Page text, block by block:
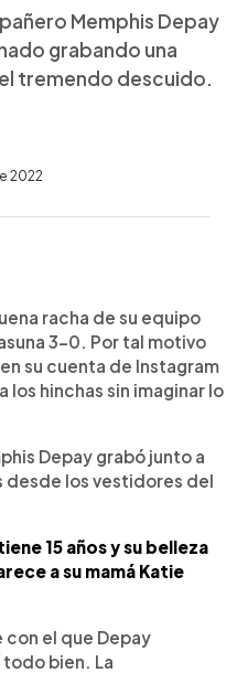
Memphis Depay
grabando una
tremendo descuido.
2022
racha de su equipo
3-0. Por tal motivo
su cuenta de Instagram
los hinchas sin imaginar lo
Depay grabó junto a
desde los vestidores del
15 años y su belleza
a su mamá Katie
con el que Depay
todo bien. La